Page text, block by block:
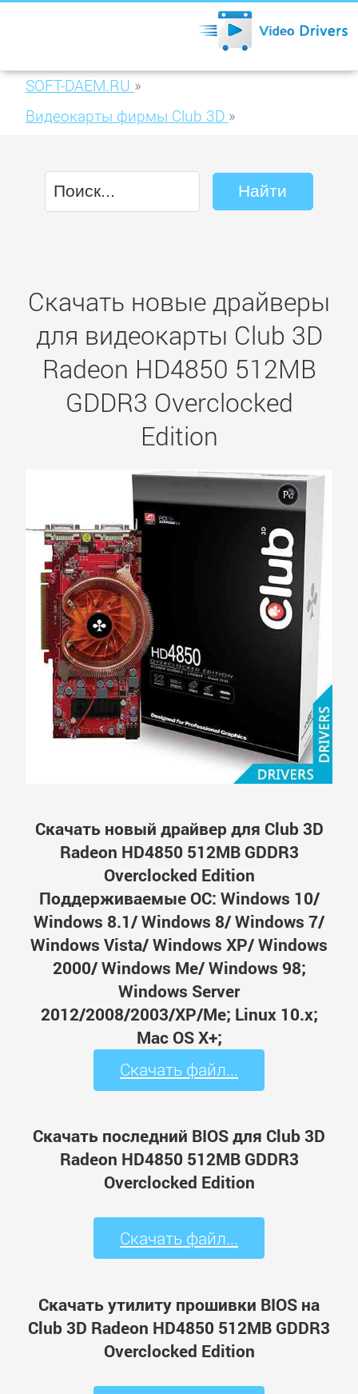
SOFT-DAEM.RU »
Видеокарты фирмы Club 3D »
Overclocked Edition
Скачать новые драйверы
для видеокарты Club 3D
Radeon HD4850 512MB
GDDR3 Overclocked
Edition
Скачать новый драйвер для Club 3D
Radeon HD4850 512MB GDDR3
Overclocked Edition
Поддерживаемые ОС: Windows 10/
Windows 8.1/ Windows 8/ Windows 7/
Windows Vista/ Windows XP/ Windows
2000/ Windows Me/ Windows 98;
Windows Server
2012/2008/2003/XP/Me; Linux 10.x;
Mac OS X+;
Скачать файл...
Скачать последний BIOS для Club 3D
Radeon HD4850 512MB GDDR3
Overclocked Edition
Скачать файл...
Скачать утилиту прошивки BIOS на
Club 3D Radeon HD4850 512MB GDDR3
Overclocked Edition